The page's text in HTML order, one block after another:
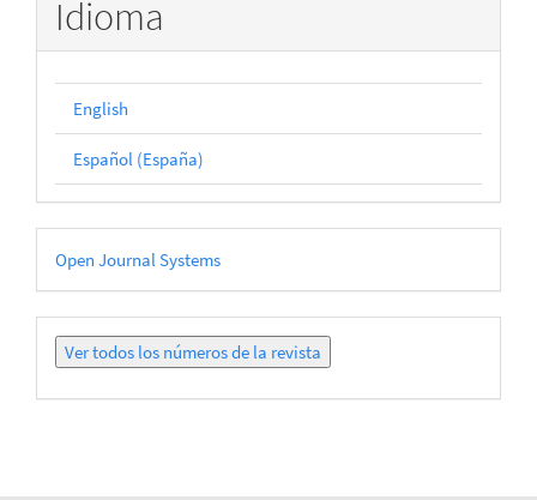
Idioma
English
Español (España)
Desarrollado
por
Open Journal Systems
Ver
todos